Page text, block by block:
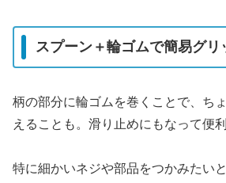
スプーン＋輪ゴムで簡易グリ
柄の部分に輪ゴムを巻くことで、ち
えることも。滑り止めにもなって便利
特に細かいネジや部品をつかみたい